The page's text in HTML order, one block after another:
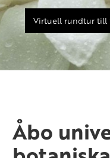
Virtuell rundtur till
Åbo